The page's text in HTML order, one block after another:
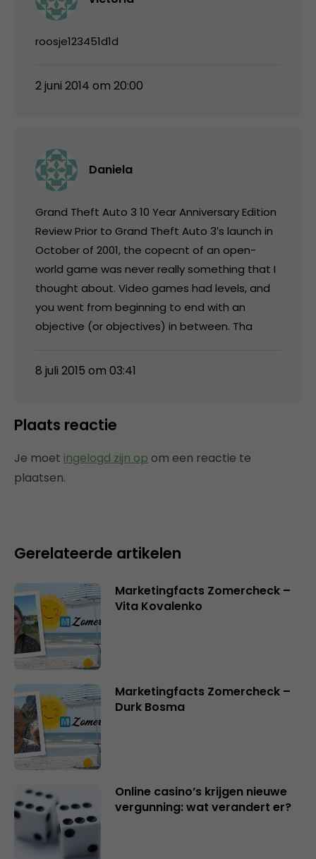
roosje123451d1d
2 juni 2014 om 20:00
Daniela
Grand Theft Auto 3 10 Year Anniversary Edition
Review Prior to Grand Theft Auto 3′s launch in
October of 2001, the copecnt of an open-
world game was never really something that I
thought about. Video games had levels, and
you went from beginning to end with an
objective (or objectives) in between. Tha
8 juli 2015 om 03:41
Plaats reactie
Je moet ingelogd zijn op om een reactie te
plaatsen.
Gerelateerde artikelen
Marketingfacts Zomercheck –
Vita Kovalenko
Marketingfacts Zomercheck –
Durk Bosma
Online casino’s krijgen nieuwe
vergunning: wat verandert er?